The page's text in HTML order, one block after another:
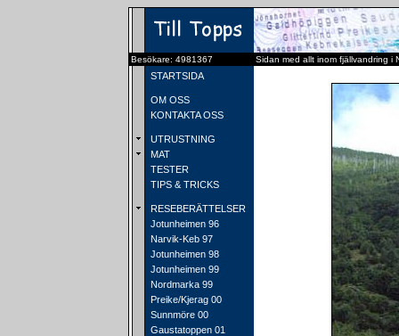
Besökare: 4981367 Sidan med allt inom fjällvandring i
STARTSIDA
OM OSS
KONTAKTA OSS
UTRUSTNING
MAT
TESTER
TIPS & TRICKS
RESEBERÄTTELSER
Jotunheimen 96
Narvik-Keb 97
Jotunheimen 98
Jotunheimen 99
Nordmarka 99
Preike/Kjerag 00
Sunnmöre 00
Gaustatoppen 01